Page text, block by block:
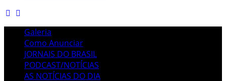
Galeria
Como Anunciar
JORNAIS DO BRASIL
PODCAST/NOTÍCIAS
AS NOTÍCIAS DO DIA